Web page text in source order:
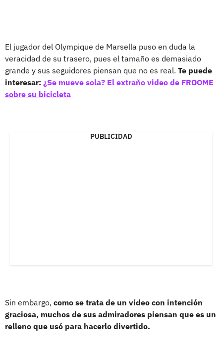
El jugador del Olympique de Marsella puso en duda la
veracidad de su trasero, pues el tamaño es demasiado
grande y sus seguidores piensan que no es real. Te puede
interesar: ¿Se mueve sola? El extraño video de FROOME
sobre su bicicleta
PUBLICIDAD
Sin embargo, como se trata de un video con intención
graciosa, muchos de sus admiradores piensan que es un
relleno que usó para hacerlo divertido.